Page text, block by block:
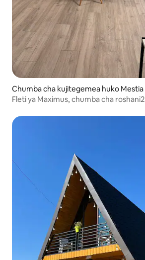
Chumba cha kujitegemea huko Mestia
Fleti ya Maximus, chumba cha roshani2